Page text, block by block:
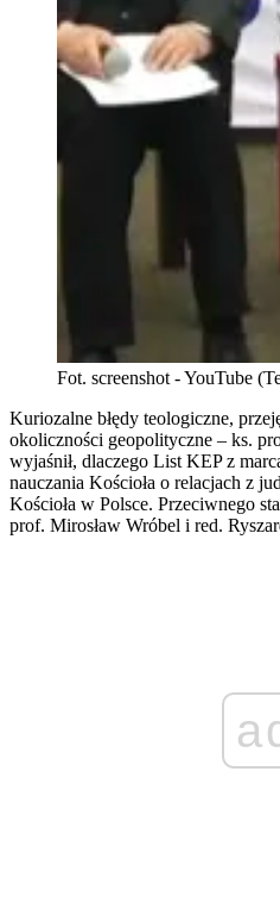
Fot. screenshot - YouTube
Kuriozalne błędy teologiczne,
okoliczności geopolityczne – ks.
wyjaśnił, dlaczego List KEP z
nauczania Kościoła o relacjach z
Kościoła w Polsce. Przeciwnego
prof. Mirosław Wróbel i red.